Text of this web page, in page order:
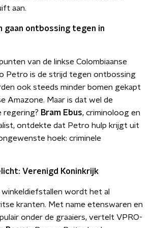
aan.
gaan ontbossing tegen in
van de linkse Colombiaanse
Petro is de strijd tegen ontbossing
ook steeds minder bomen gekapt
Amazone. Maar is dat wel de
regering? Bram Ebus, criminoloog en
ontdekte dat Petro hulp krijgt uit
hoek: criminele
Verenigd Koninkrijk
winkeldiefstallen wordt het al
kranten. Met name etenswaren en
onder de graaiers, vertelt VPRO-